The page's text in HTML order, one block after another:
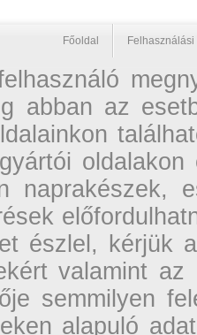
Főoldal
abban az
oldalakon
naprakészek,
észlel, kérjük
valamint
semmilyen
alapuló